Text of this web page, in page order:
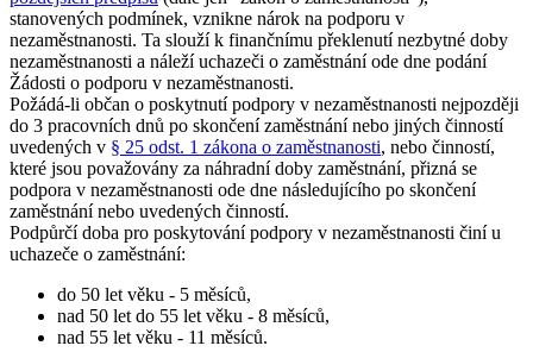
stanovených podmínek, vznikne nárok na podporu v
nezaměstnanosti. Ta slouží k finančnímu překlenutí nezbytné doby
nezaměstnanosti a náleží uchazeči o zaměstnání ode dne podání
Žádosti o podporu v nezaměstnanosti.
Požádá-li občan o poskytnutí podpory v nezaměstnanosti nejpozději
do 3 pracovních dnů po skončení zaměstnání nebo jiných činností
uvedených v § 25 odst. 1 zákona o zaměstnanosti, nebo činností,
které jsou považovány za náhradní doby zaměstnání, přizná se
podpora v nezaměstnanosti ode dne následujícího po skončení
zaměstnání nebo uvedených činností.
Podpůrčí doba pro poskytování podpory v nezaměstnanosti činí u
uchazeče o zaměstnání:
do 50 let věku - 5 měsíců,
nad 50 let do 55 let věku - 8 měsíců,
nad 55 let věku - 11 měsíců.